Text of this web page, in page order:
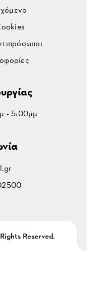
- 5:00μμ
Reserved.